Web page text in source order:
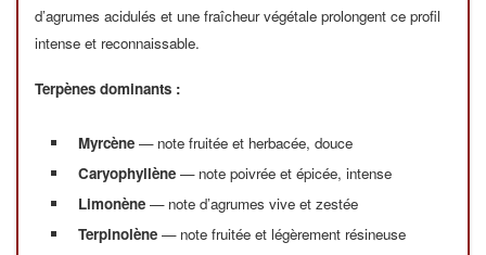
d’agrumes acidulés et une fraîcheur végétale prolongent ce profil
intense et reconnaissable.
Terpènes dominants :
Myrcène — note fruitée et herbacée, douce
Caryophyllène — note poivrée et épicée, intense
Limonène — note d’agrumes vive et zestée
Terpinolène — note fruitée et légèrement résineuse